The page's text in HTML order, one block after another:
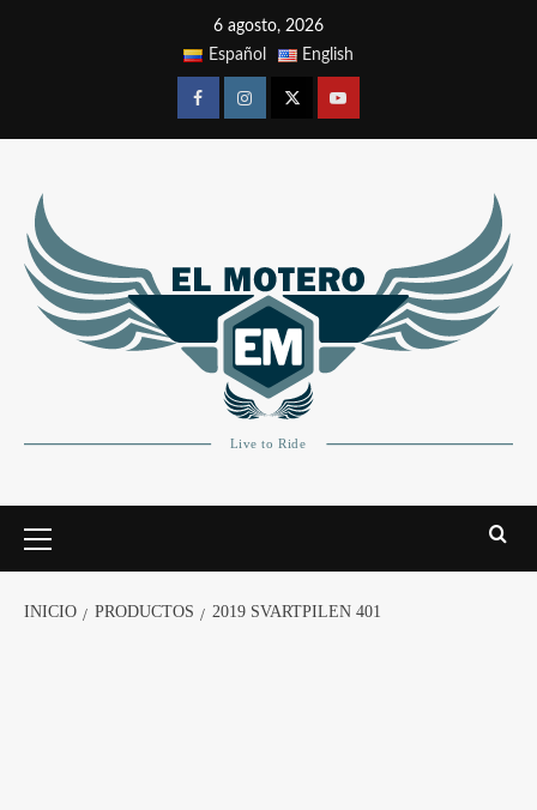
6 agosto, 2026
Español
English
INICIO PRODUCTOS 2019 SVARTPILEN 401